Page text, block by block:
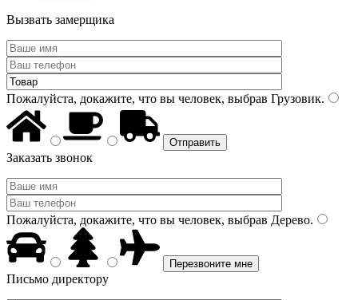
Вызвать замерщика
Пожалуйста, докажите, что вы человек, выбрав Грузовик.
Заказать звонок
Пожалуйста, докажите, что вы человек, выбрав Дерево.
Письмо директору